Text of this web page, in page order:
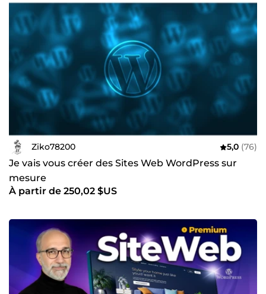
Ziko78200 5,0 (76)
Je vais vous créer des Sites Web WordPress sur
mesure
À partir de 250,02 $US